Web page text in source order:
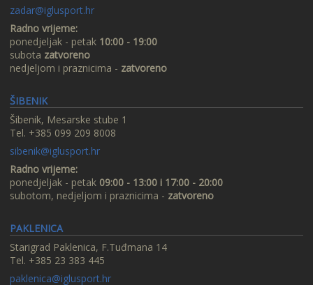
zadar@iglusport.hr
Radno vrijeme:
ponedjeljak - petak 10:00 - 19:00
subota zatvoreno
nedjeljom i praznicima - zatvoreno
ŠIBENIK
Šibenik, Mesarske stube 1
Tel. +385 099 209 8008
sibenik@iglusport.hr
Radno vrijeme:
ponedjeljak - petak 09:00 - 13:00 i 17:00 - 20:00
subotom, nedjeljom i praznicima - zatvoreno
PAKLENICA
Starigrad Paklenica, F.Tuđmana 14
Tel. +385 23 383 445
paklenica@iglusport.hr